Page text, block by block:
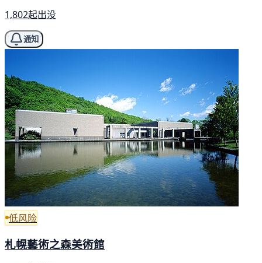
1,802起出没
通知
低风险
札幌藝術之森美術館